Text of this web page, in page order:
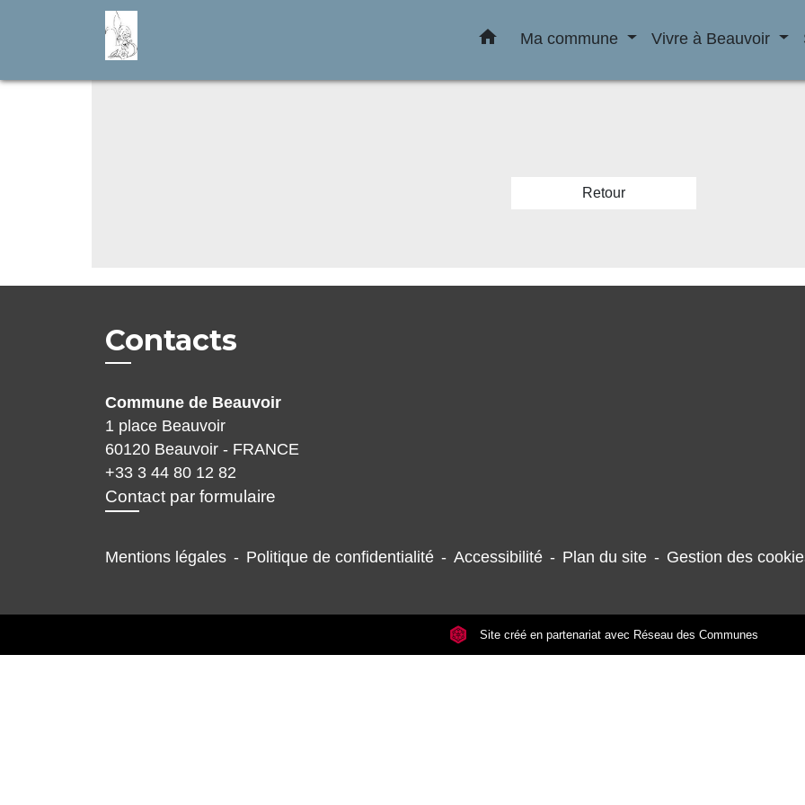
home Ma commune Vivre à Beauvoir
Retour
Contacts
Commune de Beauvoir
1 place Beauvoir
60120 Beauvoir - FRANCE
+33 3 44 80 12 82
Contact par formulaire
Mentions légales - Politique de confidentialité - Accessibilité - Plan du site - Gestion des
Site créé en partenariat avec Réseau des Communes